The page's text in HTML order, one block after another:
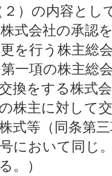
）の内容とし
式会社の承認
を行う株主総
一項の株主総
換をする株式
株主に対して
式等（同条第
において同じ
。）